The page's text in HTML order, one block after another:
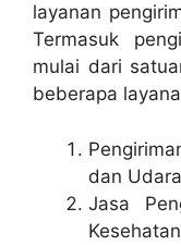
layanan
Termasuk
mulai dari
beberapa
dan
Jasa